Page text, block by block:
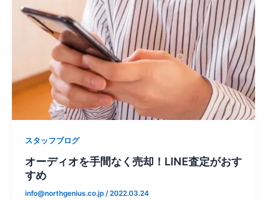
スタッフブログ
オーディオを手間なく売却！LINE査定がおす
すめ
info@northgenius.co.jp /2022.03.24